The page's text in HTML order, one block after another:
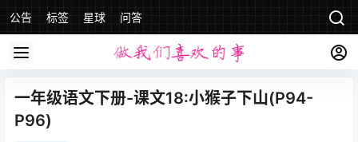
公告 标签 星球 问答
一年级语文下册-课文18:小猴子下山(P94-
P96)